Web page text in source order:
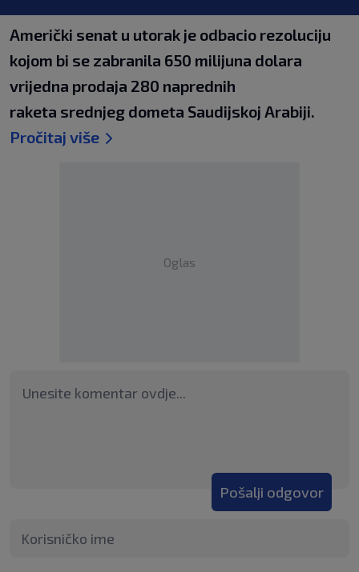
Američki senat u utorak je odbacio rezoluciju
kojom bi se zabranila 650 milijuna dolara
vrijedna prodaja 280 naprednih
raketa srednjeg dometa Saudijskoj Arabiji.
Pročitaj više
Oglas
Pošalji odgovor